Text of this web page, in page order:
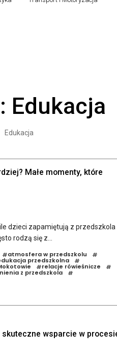
Edukacja
Edukacja
Małe momenty, które
dzieci zapamiętują z przedszkola
rodzą się z...
#atmosfera w przedszkolu #
przedszkolna #
#relacje rówieśnicze #
z przedszkola #
wsparcie w